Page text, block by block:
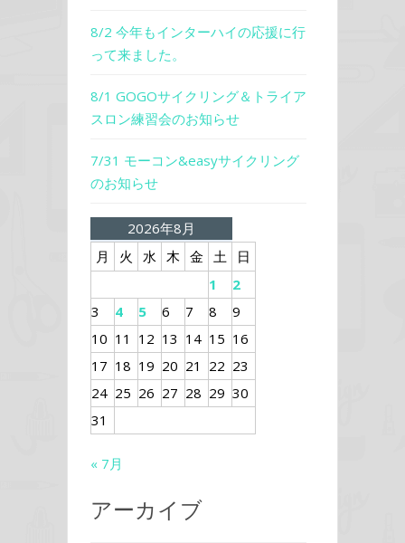
8/2 今年もインターハイの応援に行
って来ました。
8/1 GOGOサイクリング＆トライア
スロン練習会のお知らせ
7/31 モーコン&easyサイクリング
のお知らせ
2026年8月
月
火 水 木 金 土
日
1
2
3
4 5 6 7 8
9
10 11 12 13 14 15 16
17 18 19 20 21 22 23
24 25 26 27 28 29 30
31
« 7月
アーカイブ